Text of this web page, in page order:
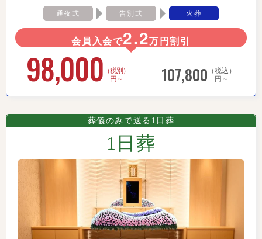
通夜式 告別式 火葬
会員入会で2.2万円割引
98,000 （税別）
円～
107,800 （税込）
円～
葬儀のみで送る1日葬
1日葬